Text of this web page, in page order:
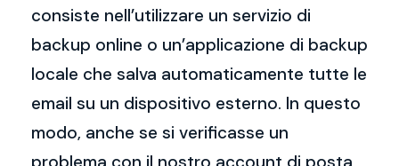
consiste nell’utilizzare un servizio di
backup online o un’applicazione di backup
locale che salva automaticamente tutte le
email su un dispositivo esterno. In questo
modo, anche se si verificasse un